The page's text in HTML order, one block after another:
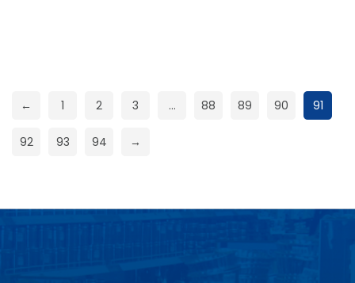
← 1 2 3 … 88 89 90 91
92 93 94 →